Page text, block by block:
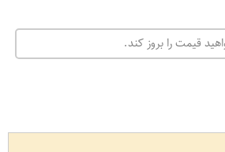
قیمت را بروز کند.